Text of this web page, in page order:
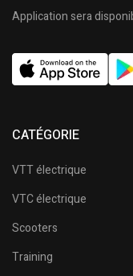
Application sera
CATÉGORIE
VTT électrique
VTC électrique
Scooters
Training